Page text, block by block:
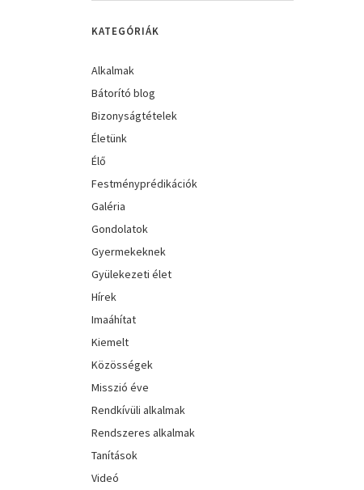
KATEGÓRIÁK
Alkalmak
Bátorító blog
Bizonyságtételek
Életünk
Élő
Festményprédikációk
Galéria
Gondolatok
Gyermekeknek
Gyülekezeti élet
Hírek
Imaáhítat
Kiemelt
Közösségek
Misszió éve
Rendkívüli alkalmak
Rendszeres alkalmak
Tanítások
Videó